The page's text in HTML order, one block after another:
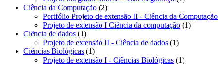
Ciência da Computação 22
produtos
Portfólio Projeto de extensão II - Ciência da Computação
Projeto de extensão I Ciência da computação 11
Ciência de dados 11
produto
Projeto de extensão II - Ciência de dados 11
Ciências Biológicas 11
produto
Projeto de extensão I - Ciências Biológicas 11